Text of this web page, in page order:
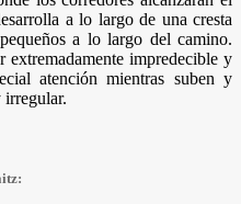
a lo largo de una cresta
a lo largo del camino.
impredecible y
atención mientras suben y
irregular.